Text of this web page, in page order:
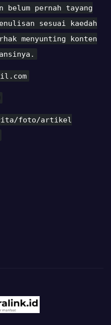
pernah tayang
sesuai kaedah
menyunting konten
foto/artikel